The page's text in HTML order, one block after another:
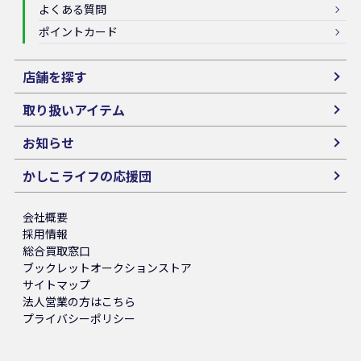
よくある質問
ポイントカード
店舗を探す
取り扱いアイテム
お知らせ
かしこライフの応援団
会社概要
採用情報
総合買取窓口
ブックレットオークションストア
サイトマップ
法人営業の方はこちら
プライバシーポリシー